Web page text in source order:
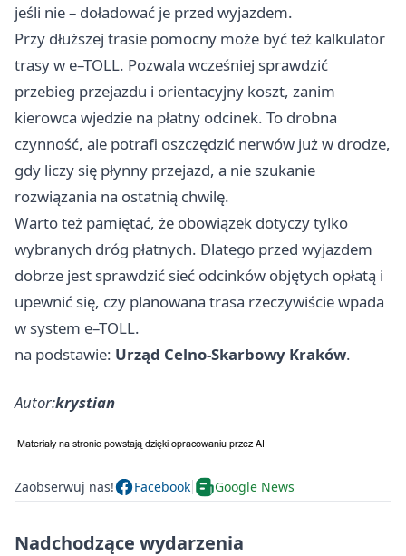
jeśli nie – doładować je przed wyjazdem.
Przy dłuższej trasie pomocny może być też kalkulator
trasy w e–TOLL. Pozwala wcześniej sprawdzić
przebieg przejazdu i orientacyjny koszt, zanim
kierowca wjedzie na płatny odcinek. To drobna
czynność, ale potrafi oszczędzić nerwów już w drodze,
gdy liczy się płynny przejazd, a nie szukanie
rozwiązania na ostatnią chwilę.
Warto też pamiętać, że obowiązek dotyczy tylko
wybranych dróg płatnych. Dlatego przed wyjazdem
dobrze jest sprawdzić sieć odcinków objętych opłatą i
upewnić się, czy planowana trasa rzeczywiście wpada
w system e–TOLL.
na podstawie: Urząd Celno-Skarbowy Kraków.
Autor:krystian
Zaobserwuj nas! Facebook Google News
Nadchodzące wydarzenia